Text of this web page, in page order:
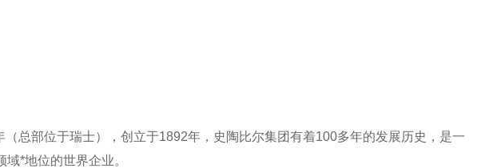
总部位于瑞士），创立于1892年，史陶比尔集团有着100多年的发展历史，是一
*地位的世界企业。